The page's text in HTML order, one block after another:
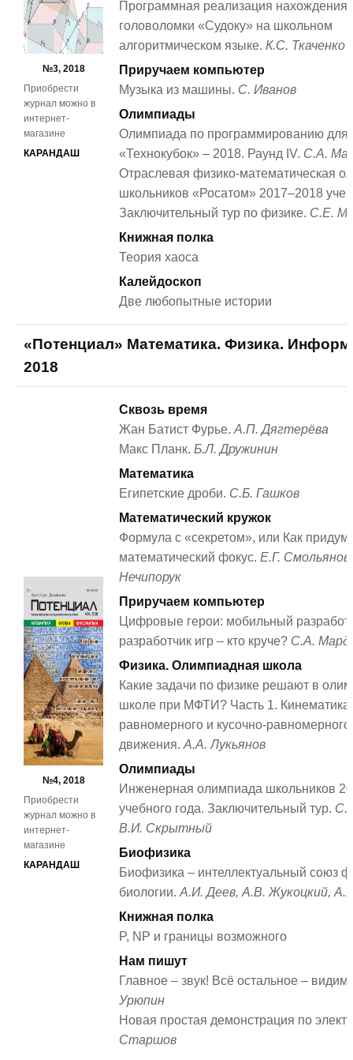
№3, 2018
Приобрести
журнал можно в
интернет-
магазине
КАРАНДАШ
Программная реализация нахождения
головоломки «Судоку» на школьном
алгоритмическом языке. К.С. Ткаченко
Приручаем компьютер
Музыка из машины. С. Иванов
Олимпиады
Олимпиада по программированию для
«Технокубок» – 2018. Раунд IV. С.А.
Отраслевая физико-математическая
школьников «Росатом» 2017–2018
Заключительный тур по физике. С.Е.
Книжная полка
Теория хаоса
Калейдоскоп
Две любопытные истории
«Потенциал» Математика. Физика.
2018
№4, 2018
Приобрести
журнал можно в
интернет-
магазине
КАРАНДАШ
Сквозь время
Жан Батист Фурье. А.П. Дягтерёва
Макс Планк. Б.Л. Дружинин
Математика
Египетские дроби. С.Б. Гашков
Математический кружок
Формула с «секретом», или Как
математический фокус. Е.Г.
Нечипорук
Приручаем компьютер
Цифровые герои: мобильный
разработчик игр – кто круче? С.А.
Физика. Олимпиадная школа
Какие задачи по физике решают в
школе при МФТИ? Часть 1. Кинематика
равномерного и кусочно-равномерного
движения. А.А. Лукьянов
Олимпиады
Инженерная олимпиада школьников
учебного года. Заключительный тур.
В.И. Скрытный
Биофизика
Биофизика – интеллектуальный союз
биологии. А.И. Деев, А.В. Жукоцкий,
Книжная полка
P, NP и границы возможного
Нам пишут
Главное – звук! Всё остальное –
Урюпин
Новая простая демонстрация по
Старшов